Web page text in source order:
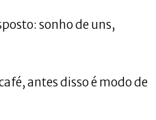
sonho de uns,
antes disso é modo de